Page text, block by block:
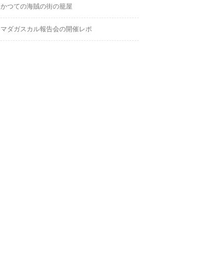
かつての海賊の街の籠屋
マダガスカル報告会の開催レポ